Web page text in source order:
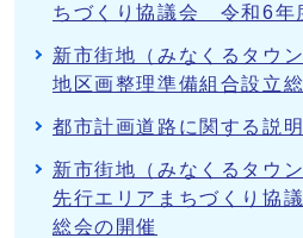
ちづくり協議会 令和6年
新市街地（みなくるタウ
地区画整理準備組合設立
都市計画道路に関する説
新市街地（みなくるタウ
先行エリアまちづくり協
総会の開催